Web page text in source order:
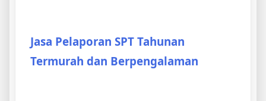
Jasa Pelaporan SPT Tahunan
Termurah dan Berpengalaman